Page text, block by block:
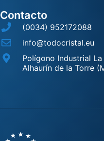
Contacto
(0034) 952172088
info@todocristal.eu
Polígono Industrial
Alhaurín de la Torre